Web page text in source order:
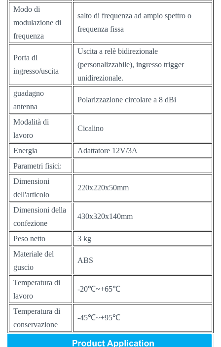
Modo di
modulazione di
frequenza
salto di frequenza ad ampio spettro o
frequenza fissa
Porta di
ingresso/uscita
Uscita a relè bidirezionale
(personalizzabile), ingresso trigger
unidirezionale.
guadagno
antenna
Polarizzazione circolare a 8 dBi
Modalità di
lavoro
Cicalino
Energia
Adattatore 12V/3A
Parametri fisici:
Dimensioni
dell'articolo
220x220x50mm
Dimensioni della
confezione
430x320x140mm
Peso netto
3 kg
Materiale del
guscio
ABS
Temperatura di
lavoro
-20℃~+65℃
Temperatura di
conservazione
-45℃~+95℃